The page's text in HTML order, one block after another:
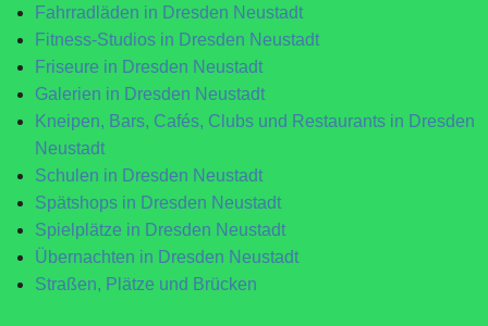
Fahrradläden in Dresden Neustadt
Fitness-Studios in Dresden Neustadt
Friseure in Dresden Neustadt
Galerien in Dresden Neustadt
Kneipen, Bars, Cafés, Clubs und Restaurants in Dresden
Neustadt
Schulen in Dresden Neustadt
Spätshops in Dresden Neustadt
Spielplätze in Dresden Neustadt
Übernachten in Dresden Neustadt
Straßen, Plätze und Brücken